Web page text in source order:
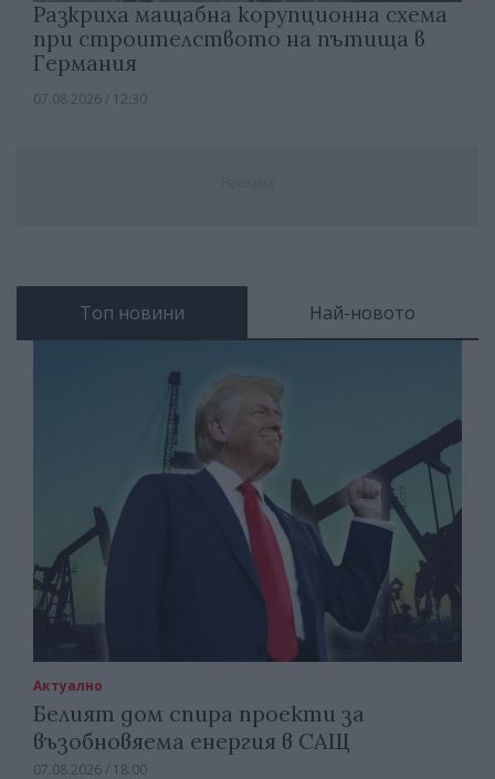
Разкриха мащабна корупционна схема
при строителството на пътища в
Германия
07.08.2026 / 12:30
Топ новини Най-новото
Актуално
Белият дом спира проекти за
възобновяема енергия в САЩ
07.08.2026 / 18:00